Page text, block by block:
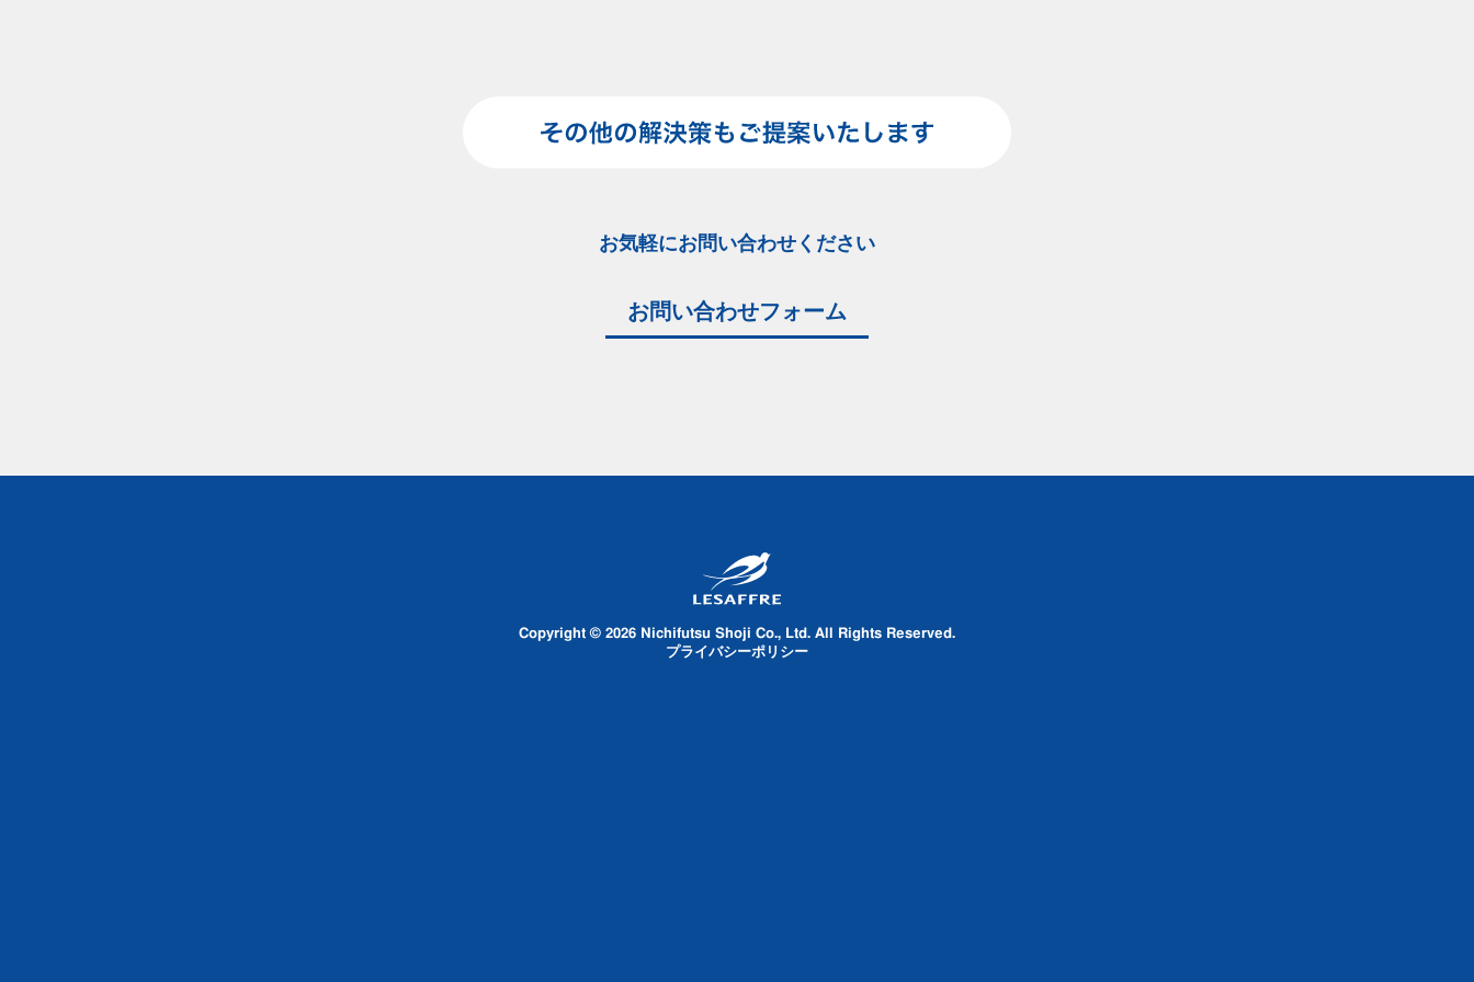
お気軽にお問い合わせください
お問い合わせフォーム
Copyright © 2026 Nichifutsu Shoji Co., Ltd. All Rights Reserved.
プライバシーポリシー